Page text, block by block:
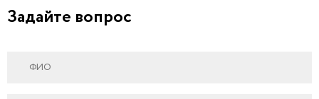
Задайте вопрос